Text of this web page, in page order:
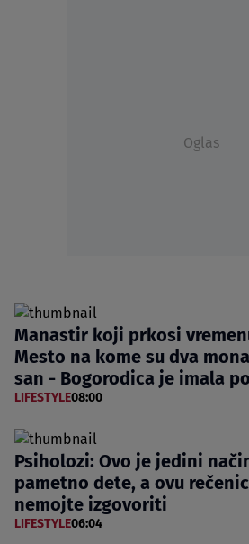
Oglas
Manastir koji prkosi
Mesto na kome su dva
san - Bogorodica je imala
LIFESTYLE08:00
Psiholozi: Ovo je jedini
pametno dete, a ovu
nemojte izgovoriti
LIFESTYLE06:04